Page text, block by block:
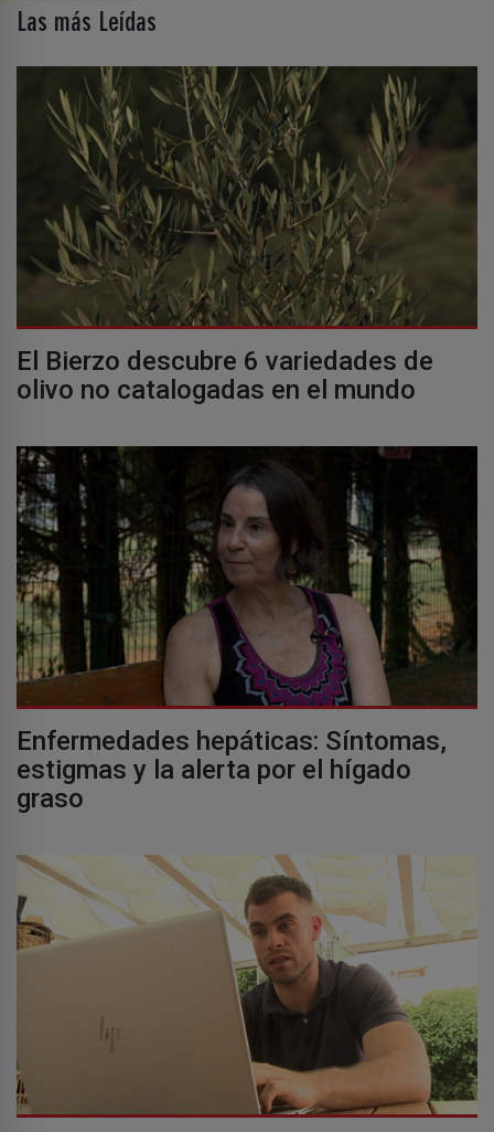
Las más Leídas
El Bierzo descubre 6 variedades de
olivo no catalogadas en el mundo
Enfermedades hepáticas: Síntomas,
estigmas y la alerta por el hígado
graso